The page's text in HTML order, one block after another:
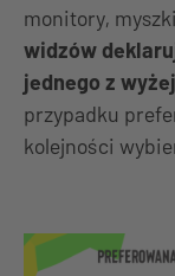
monitory,
widzów
jednego z
przypadku
kolejności